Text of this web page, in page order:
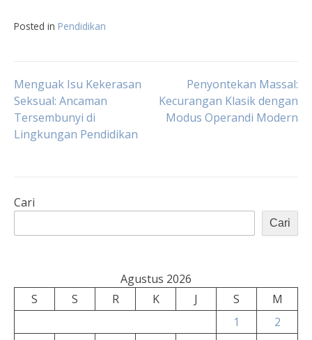
Posted in Pendidikan
Navigasi
pos
Menguak Isu Kekerasan
Seksual: Ancaman
Tersembunyi di
Lingkungan Pendidikan
Penyontekan Massal:
Kecurangan Klasik dengan
Modus Operandi Modern
Cari
Cari
Agustus 2026
S
S R K J S
M
1
2